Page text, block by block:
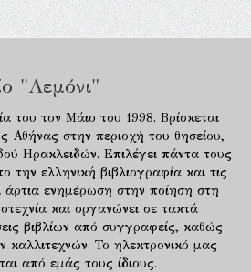
"Λεμόνι"
του τον Μάιο του 1998. Βρίσκεται
Αθήνας στην περιοχή του θησείου,
Ηρακλειδών. Επιλέγει πάντα τους
την ελληνική βιβλιογραφία και τις
άρτια ενημέρωση στην ποίηση στη
και οργανώνει σε τακτά
βιβλίων από συγγραφείς, καθώς
καλλιτεχνών. Το ηλεκτρονικό μας
από εμάς τους ίδιους.